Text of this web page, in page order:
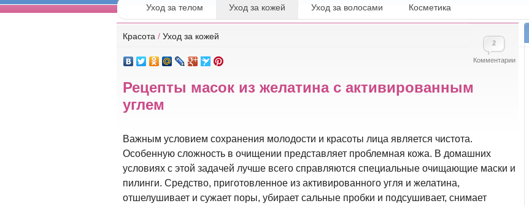
Уход за телом Уход за кожей Уход за волосами Косметика
Красота / Уход за кожей
2
Комментарии
Рецепты масок из желатина с активированным
углем
Важным условием сохранения молодости и красоты лица является чистота.
Особенную сложность в очищении представляет проблемная кожа. В домашних
условиях с этой задачей лучше всего справляются специальные очищающие маски и
пилинги. Средство, приготовленное из активированного угля и желатина,
отшелушивает и сужает поры, убирает сальные пробки и подсушивает, снимает